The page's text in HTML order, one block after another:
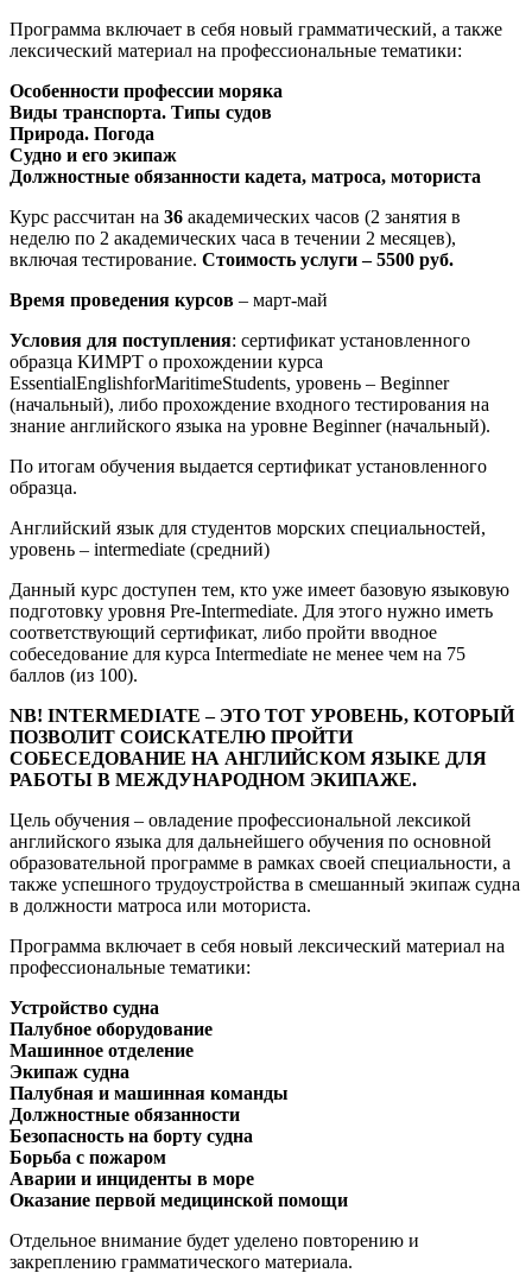
Программа включает в себя новый грамматический, а также
лексический материал на профессиональные тематики:
Особенности профессии моряка
Виды транспорта. Типы судов
Природа. Погода
Судно и его экипаж
Должностные обязанности кадета, матроса, моториста
Курс рассчитан на 36 академических часов (2 занятия в
неделю по 2 академических часа в течении 2 месяцев),
включая тестирование. Стоимость услуги – 5500 руб.
Время проведения курсов – март-май
Условия для поступления: сертификат установленного
образца КИМРТ о прохождении курса
EssentialEnglishforMaritimeStudents, уровень – Beginner
(начальный), либо прохождение входного тестирования на
знание английского языка на уровне Beginner (начальный).
По итогам обучения выдается сертификат установленного
образца.
Английский язык для студентов морских специальностей,
уровень – intermediate (средний)
Данный курс доступен тем, кто уже имеет базовую языковую
подготовку уровня Pre-Intermediate. Для этого нужно иметь
соответствующий сертификат, либо пройти вводное
собеседование для курса Intermediate не менее чем на 75
баллов (из 100).
NB! INTERMEDIATE – ЭТО ТОТ УРОВЕНЬ, КОТОРЫЙ
ПОЗВОЛИТ СОИСКАТЕЛЮ ПРОЙТИ
СОБЕСЕДОВАНИЕ НА АНГЛИЙСКОМ ЯЗЫКЕ ДЛЯ
РАБОТЫ В МЕЖДУНАРОДНОМ ЭКИПАЖЕ.
Цель обучения – овладение профессиональной лексикой
английского языка для дальнейшего обучения по основной
образовательной программе в рамках своей специальности, а
также успешного трудоустройства в смешанный экипаж судна
в должности матроса или моториста.
Программа включает в себя новый лексический материал на
профессиональные тематики:
Устройство судна
Палубное оборудование
Машинное отделение
Экипаж судна
Палубная и машинная команды
Должностные обязанности
Безопасность на борту судна
Борьба с пожаром
Аварии и инциденты в море
Оказание первой медицинской помощи
Отдельное внимание будет уделено повторению и
закреплению грамматического материала.